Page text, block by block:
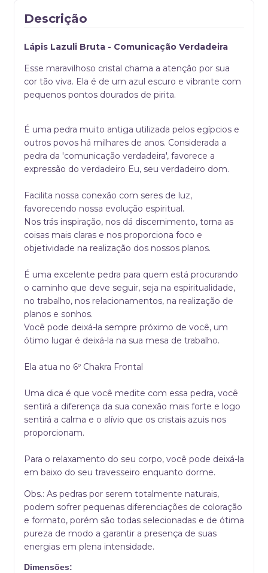
Descrição
Lápis Lazuli Bruta - Comunicação Verdadeira
Esse maravilhoso cristal chama a atenção por sua
cor tão viva. Ela é de um azul escuro e vibrante com
pequenos pontos dourados de pirita.
É uma pedra muito antiga utilizada pelos egípcios e
outros povos há milhares de anos. Considerada a
pedra da 'comunicação verdadeira', favorece a
expressão do verdadeiro Eu, seu verdadeiro dom.
Facilita nossa conexão com seres de luz,
favorecendo nossa evolução espiritual.
Nos trás inspiração, nos dá discernimento, torna as
coisas mais claras e nos proporciona foco e
objetividade na realização dos nossos planos.
É uma excelente pedra para quem está procurando
o caminho que deve seguir, seja na espiritualidade,
no trabalho, nos relacionamentos, na realização de
planos e sonhos.
Você pode deixá-la sempre próximo de você, um
ótimo lugar é deixá-la na sua mesa de trabalho.
Ela atua no 6º Chakra Frontal
Uma dica é que você medite com essa pedra, você
sentirá a diferença da sua conexão mais forte e logo
sentirá a calma e o alívio que os cristais azuis nos
proporcionam.
Para o relaxamento do seu corpo, você pode deixá-la
em baixo do seu travesseiro enquanto dorme.
Obs.: As pedras por serem totalmente naturais,
podem sofrer pequenas diferenciações de coloração
e formato, porém são todas selecionadas e de ótima
pureza de modo a garantir a presença de suas
energias em plena intensidade.
Dimensões: